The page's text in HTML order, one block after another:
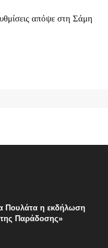
Πουλάτα η εκδήλωση
Παράδοσης»